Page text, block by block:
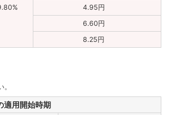
4.95円
6.60円
8.25円
適用開始時期